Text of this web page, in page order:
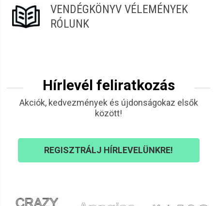
VENDÉGKÖNYV VÉLEMÉNYEK
RÓLUNK
Hírlevél feliratkozás
Akciók, kedvezmények és újdonságokaz elsők
között!
REGISZTRÁLJ HÍRLEVELÜNKRE!